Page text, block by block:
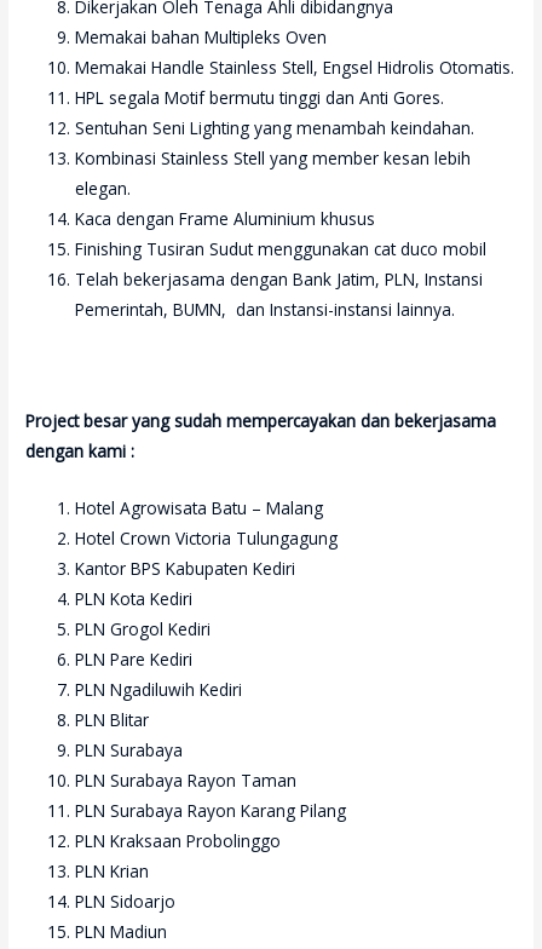
Dikerjakan Oleh Tenaga Ahli dibidangnya
Memakai bahan Multipleks Oven
Memakai Handle Stainless Stell, Engsel Hidrolis Otomatis.
HPL segala Motif bermutu tinggi dan Anti Gores.
Sentuhan Seni Lighting yang menambah keindahan.
Kombinasi Stainless Stell yang member kesan lebih
elegan.
Kaca dengan Frame Aluminium khusus
Finishing Tusiran Sudut menggunakan cat duco mobil
Telah bekerjasama dengan Bank Jatim, PLN, Instansi
Pemerintah, BUMN, dan Instansi-instansi lainnya.
Project besar yang sudah mempercayakan dan bekerjasama
dengan kami :
Hotel Agrowisata Batu – Malang
Hotel Crown Victoria Tulungagung
Kantor BPS Kabupaten Kediri
PLN Kota Kediri
PLN Grogol Kediri
PLN Pare Kediri
PLN Ngadiluwih Kediri
PLN Blitar
PLN Surabaya
PLN Surabaya Rayon Taman
PLN Surabaya Rayon Karang Pilang
PLN Kraksaan Probolinggo
PLN Krian
PLN Sidoarjo
PLN Madiun